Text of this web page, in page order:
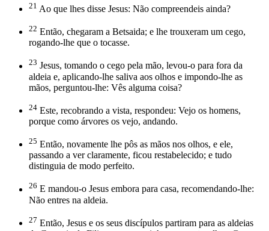
21 Ao que lhes disse Jesus: Não compreendeis ainda?
22 Então, chegaram a Betsaida; e lhe trouxeram um cego,
rogando-lhe que o tocasse.
23 Jesus, tomando o cego pela mão, levou-o para fora da
aldeia e, aplicando-lhe saliva aos olhos e impondo-lhe as
mãos, perguntou-lhe: Vês alguma coisa?
24 Este, recobrando a vista, respondeu: Vejo os homens,
porque como árvores os vejo, andando.
25 Então, novamente lhe pôs as mãos nos olhos, e ele,
passando a ver claramente, ficou restabelecido; e tudo
distinguia de modo perfeito.
26 E mandou-o Jesus embora para casa, recomendando-lhe:
Não entres na aldeia.
27 Então, Jesus e os seus discípulos partiram para as aldeias